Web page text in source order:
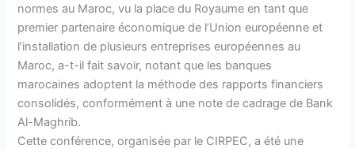
normes au Maroc, vu la place du Royaume en tant que
premier partenaire économique de l’Union européenne et
l’installation de plusieurs entreprises européennes au
Maroc, a-t-il fait savoir, notant que les banques
marocaines adoptent la méthode des rapports financiers
consolidés, conformément à une note de cadrage de Bank
Al-Maghrib.
Cette conférence, organisée par le CIRPEC, a été une